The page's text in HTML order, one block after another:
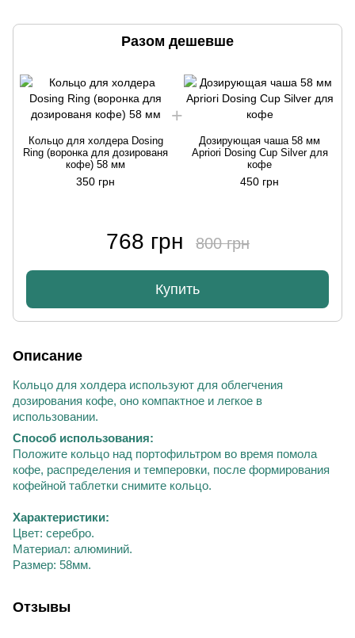
Разом дешевше
Кольцо для холдера Dosing
Ring (воронка для дозированя
кофе) 58 мм
350 грн
Дозирующая чаша 58 мм
Apriori Dosing Cup Silver для
кофе
450 грн
768 грн 800 грн
Купить
Описание
Кольцо для холдера используют для облегчения
дозирования кофе, оно компактное и легкое в
использовании.
Способ использования:
Положите кольцо над портофильтром во время помола
кофе, распределения и темперовки, после формирования
кофейной таблетки снимите кольцо.
Характеристики:
Цвет: серебро.
Материал: алюминий.
Размер: 58мм.
Отзывы